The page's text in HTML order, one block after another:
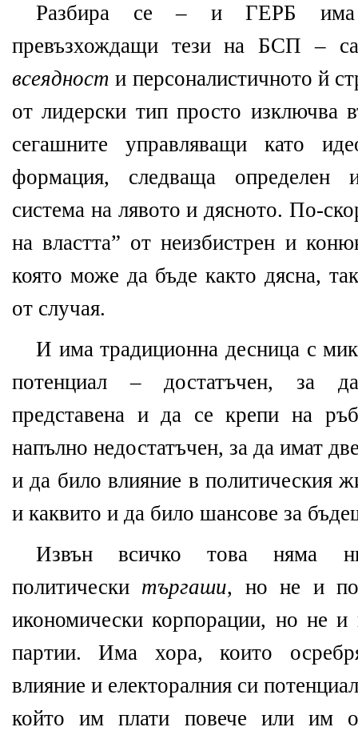
Разбира се – и ГЕРБ има
превъзхождащи тези на БСП –
всеядност и персоналистичното й
от лидерски тип просто изключва
сегашните управляващи като
формация, следваща определен
система на лявото и дясното. По-
на властта” от неизбистрен и
която може да бъде както дясна,
от случая.
И има традиционна десница с
потенциал – достатъчен, за
представена и да се крепи на
напълно недостатъчен, за да имат
и да било влияние в политическия
и каквито и да било шансове за
Извън всичко това няма
политически търгаши, но не и
икономически корпорации, но не и
партии. Има хора, които
влияние и електоралния си
който им плати повече или им